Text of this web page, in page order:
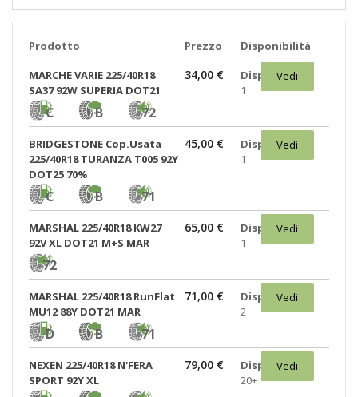
Prodotto Prezzo Disponibilità
MARCHE VARIE 225/40R18
SA37 92W SUPERIA DOT21
C B 72
34,00 €
Disponibili:
1
Vedi
BRIDGESTONE Cop.Usata
225/40R18 TURANZA T005 92Y
DOT25 70%
C B 71
45,00 €
Disponibili:
1
Vedi
MARSHAL 225/40R18 KW27
92V XL DOT21 M+S MAR
72
65,00 €
Disponibili:
1
Vedi
MARSHAL 225/40R18 RunFlat
MU12 88Y DOT21 MAR
D B 71
71,00 €
Disponibili:
2
Vedi
NEXEN 225/40R18 N'FERA
SPORT 92Y XL
79,00 €
Disponibili:
20+
Vedi